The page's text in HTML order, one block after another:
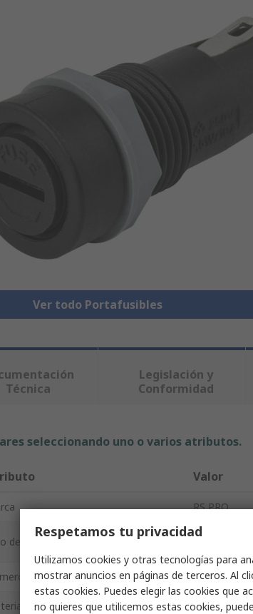
Ver todo Portafusibles
Técnica
Legislación y
Conformidad
seleccionando uno o varios atributos.
Valor
RS PRO
de producto
de polos 1
del cuerpo Tereftalato
Respetamos tu privacidad
Utilizamos cookies y otras tecnologías para
mostrar anuncios en páginas de terceros. Al
estas cookies. Puedes elegir las cookies que
no quieres que utilicemos estas cookies,